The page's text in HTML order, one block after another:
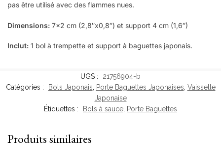
pas être utilisé avec des flammes nues.
Dimensions: 7×2 cm (2,8″x0,8″) et support 4 cm (1,6″)
Inclut: 1 bol à trempette et support à baguettes japonais.
UGS :
21756904-b
Catégories :
Bols Japonais Porte Baguettes Japonaises Vaisselle
Japonaise
Étiquettes :
Bols à sauce Porte Baguettes
Produits similaires